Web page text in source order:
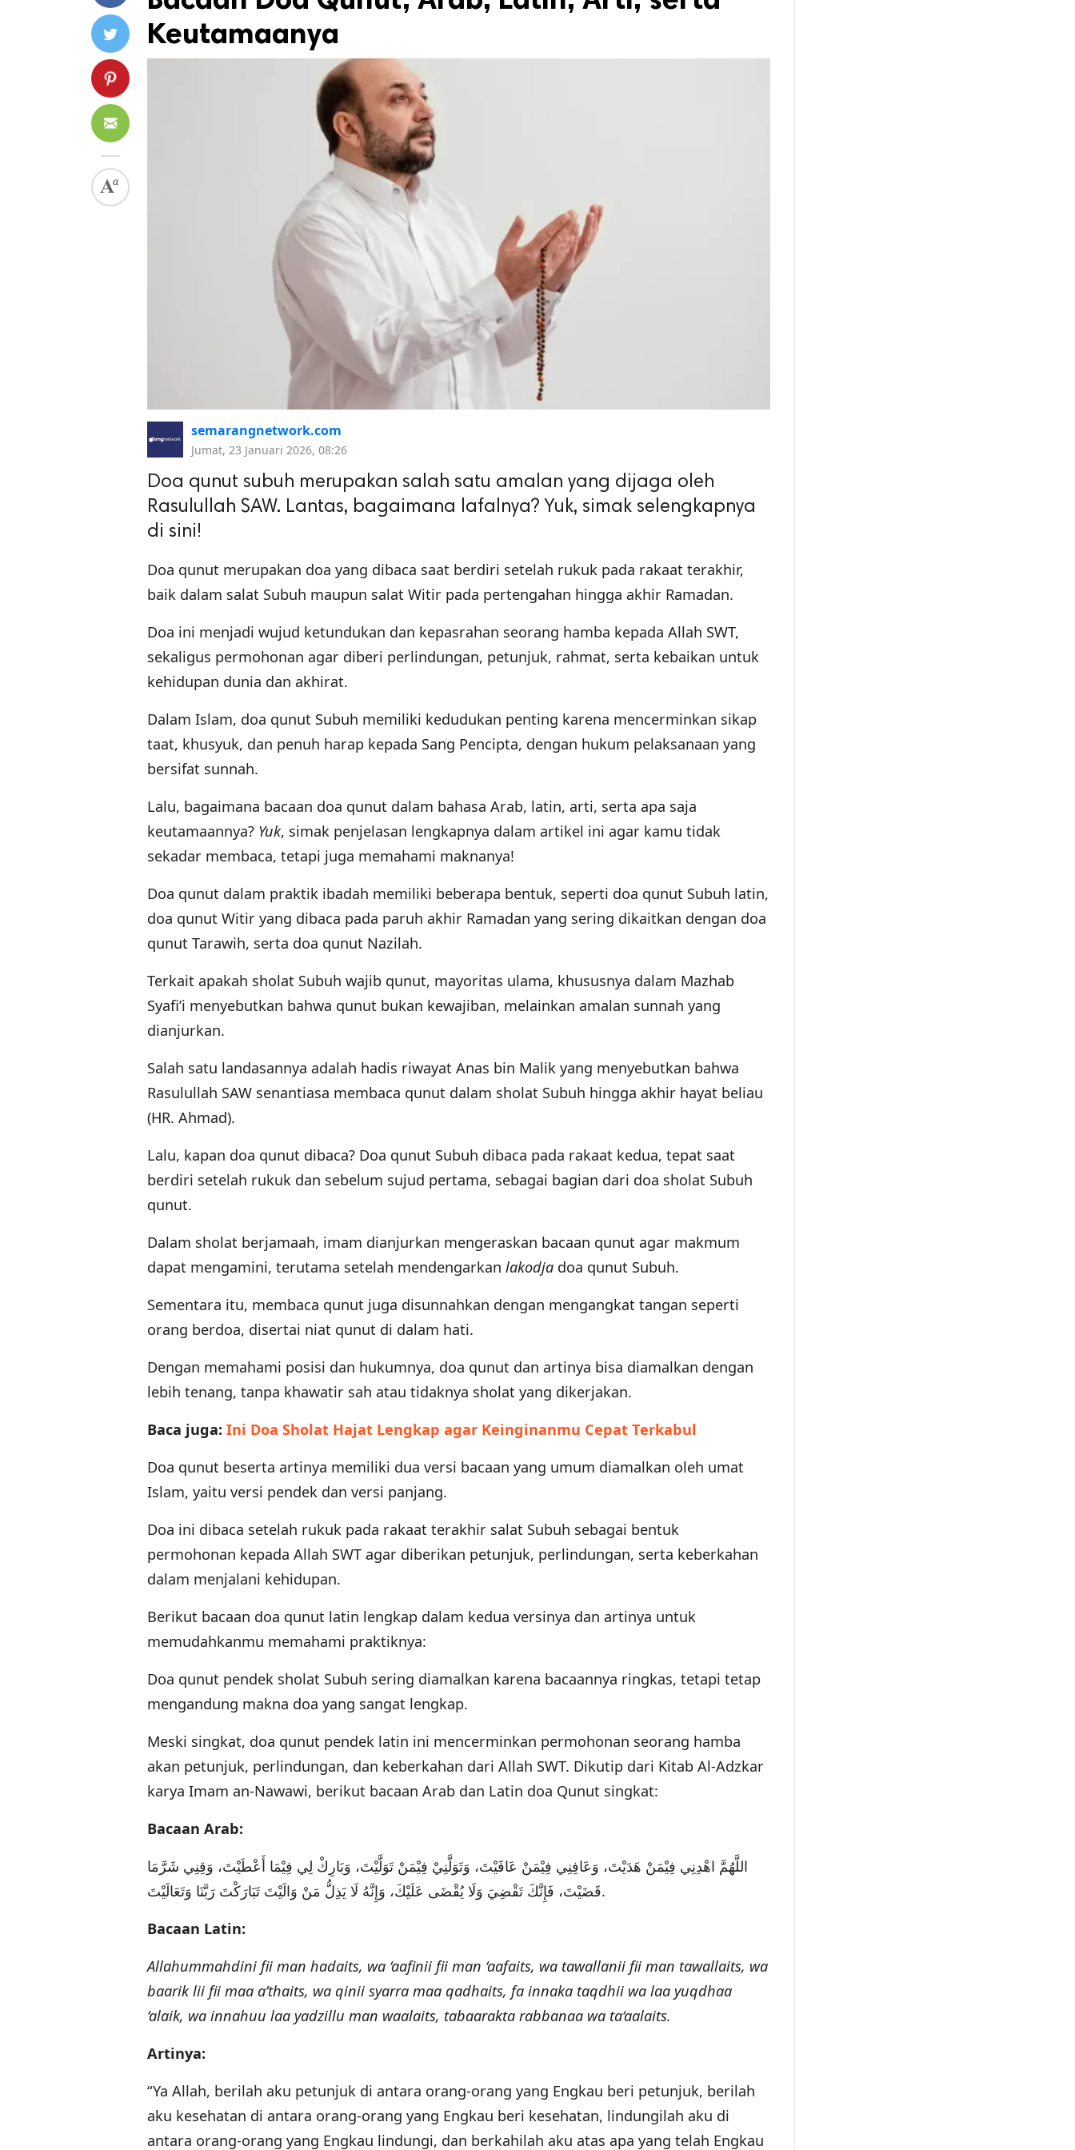
Keutamaanya
semarangnetwork.com
Jumat, 23 Januari 2026, 08:26
Doa qunut subuh merupakan salah satu amalan yang dijaga oleh
Rasulullah SAW. Lantas, bagaimana lafalnya? Yuk, simak selengkapnya
di sini!
Doa qunut merupakan doa yang dibaca saat berdiri setelah rukuk pada rakaat terakhir,
baik dalam salat Subuh maupun salat Witir pada pertengahan hingga akhir Ramadan.
Doa ini menjadi wujud ketundukan dan kepasrahan seorang hamba kepada Allah SWT,
sekaligus permohonan agar diberi perlindungan, petunjuk, rahmat, serta kebaikan untuk
kehidupan dunia dan akhirat.
Dalam Islam, doa qunut Subuh memiliki kedudukan penting karena mencerminkan sikap
taat, khusyuk, dan penuh harap kepada Sang Pencipta, dengan hukum pelaksanaan yang
bersifat sunnah.
Lalu, bagaimana bacaan doa qunut dalam bahasa Arab, latin, arti, serta apa saja
keutamaannya? Yuk, simak penjelasan lengkapnya dalam artikel ini agar kamu tidak
sekadar membaca, tetapi juga memahami maknanya!
Doa qunut dalam praktik ibadah memiliki beberapa bentuk, seperti doa qunut Subuh latin,
doa qunut Witir yang dibaca pada paruh akhir Ramadan yang sering dikaitkan dengan doa
qunut Tarawih, serta doa qunut Nazilah.
Terkait apakah sholat Subuh wajib qunut, mayoritas ulama, khususnya dalam Mazhab
Syafi’i menyebutkan bahwa qunut bukan kewajiban, melainkan amalan sunnah yang
dianjurkan.
Salah satu landasannya adalah hadis riwayat Anas bin Malik yang menyebutkan bahwa
Rasulullah SAW senantiasa membaca qunut dalam sholat Subuh hingga akhir hayat beliau
(HR. Ahmad).
Lalu, kapan doa qunut dibaca? Doa qunut Subuh dibaca pada rakaat kedua, tepat saat
berdiri setelah rukuk dan sebelum sujud pertama, sebagai bagian dari doa sholat Subuh
qunut.
Dalam sholat berjamaah, imam dianjurkan mengeraskan bacaan qunut agar makmum
dapat mengamini, terutama setelah mendengarkan lakodja doa qunut Subuh.
Sementara itu, membaca qunut juga disunnahkan dengan mengangkat tangan seperti
orang berdoa, disertai niat qunut di dalam hati.
Dengan memahami posisi dan hukumnya, doa qunut dan artinya bisa diamalkan dengan
lebih tenang, tanpa khawatir sah atau tidaknya sholat yang dikerjakan.
Baca juga: Ini Doa Sholat Hajat Lengkap agar Keinginanmu Cepat Terkabul
Doa qunut beserta artinya memiliki dua versi bacaan yang umum diamalkan oleh umat
Islam, yaitu versi pendek dan versi panjang.
Doa ini dibaca setelah rukuk pada rakaat terakhir salat Subuh sebagai bentuk
permohonan kepada Allah SWT agar diberikan petunjuk, perlindungan, serta keberkahan
dalam menjalani kehidupan.
Berikut bacaan doa qunut latin lengkap dalam kedua versinya dan artinya untuk
memudahkanmu memahami praktiknya:
Doa qunut pendek sholat Subuh sering diamalkan karena bacaannya ringkas, tetapi tetap
mengandung makna doa yang sangat lengkap.
Meski singkat, doa qunut pendek latin ini mencerminkan permohonan seorang hamba
akan petunjuk, perlindungan, dan keberkahan dari Allah SWT. Dikutip dari Kitab Al-Adzkar
karya Imam an-Nawawi, berikut bacaan Arab dan Latin doa Qunut singkat:
Bacaan Arab:
اللَّهُمَّ اهْدِنِي فِيْمَنْ هَدَيْتَ، وَعَافِنِي فِيْمَنْ عَافَيْتَ، وَتَوَلَّنِيْ فِيْمَنْ تَوَلَّيْتَ، وَبَارِكْ لِي فِيْمَا أَعْطَيْتَ، وَقِنِي شَرَّمَا
قَضَيْتَ، فَإِنَّكَ تَقْضِيَ وَلَا يُقْضَى عَلَيْكَ، وَإِنَّهُ لَا يَذِلُّ مَنْ وَالَيْتَ تَبَارَكْتَ رَبَّنَا وَتَعَالَيْتَ.
Bacaan Latin:
Allahummahdini fii man hadaits, wa ‘aafinii fii man ‘aafaits, wa tawallanii fii man tawallaits, wa
baarik lii fii maa a’thaits, wa qinii syarra maa qadhaits, fa innaka taqdhii wa laa yuqdhaa
‘alaik, wa innahuu laa yadzillu man waalaits, tabaarakta rabbanaa wa ta‘aalaits.
Artinya:
“Ya Allah, berilah aku petunjuk di antara orang-orang yang Engkau beri petunjuk, berilah
aku kesehatan di antara orang-orang yang Engkau beri kesehatan, lindungilah aku di
antara orang-orang yang Engkau lindungi, dan berkahilah aku atas apa yang telah Engkau